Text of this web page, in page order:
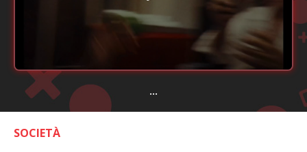
...
SOCIETÀ